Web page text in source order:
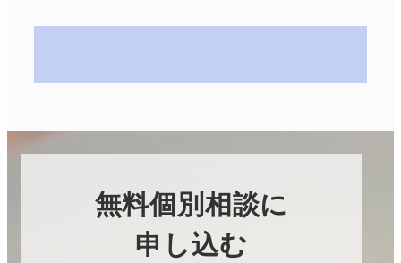
無料個別相談に
申し込む